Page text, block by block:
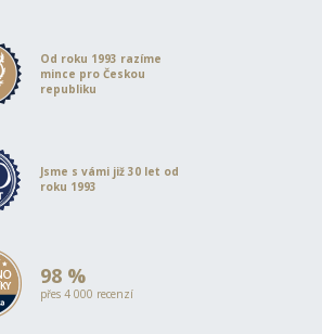
Od roku 1993 razíme
mince pro Českou
republiku
Jsme s vámi již 30 let od
roku 1993
98 %
přes 4 000 recenzí